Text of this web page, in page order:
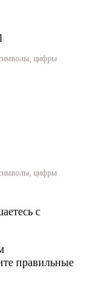
цифры
цифры
с
правильные